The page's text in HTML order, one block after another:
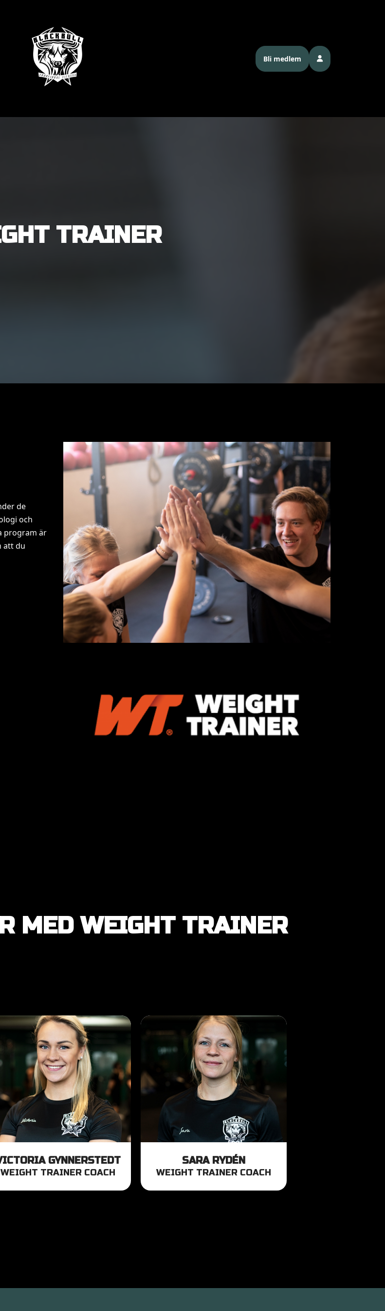
Bli medlem
TRAINER
de
och
program är
att du
MED WEIGHT TRAINER
GYNNERSTEDT
WEIGHT TRAINER COACH
SARA RYDÉN
WEIGHT TRAINER COACH